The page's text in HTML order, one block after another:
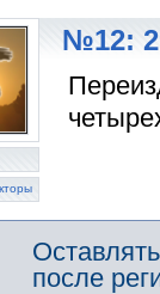
№12: 2
после